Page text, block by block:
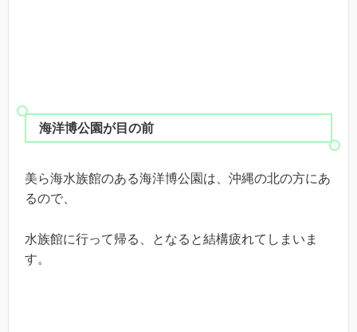
海洋博公園が目の前
美ら海水族館のある海洋博公園は、沖縄の北の方にあ
るので、
水族館に行って帰る、となると結構疲れてしまいま
す。